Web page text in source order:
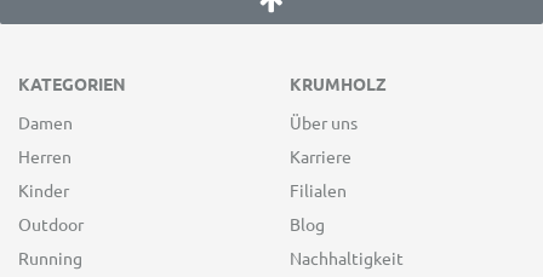
KATEGORIEN
Damen
Herren
Kinder
Outdoor
Running
KRUMHOLZ
Über uns
Karriere
Filialen
Blog
Nachhaltigkeit